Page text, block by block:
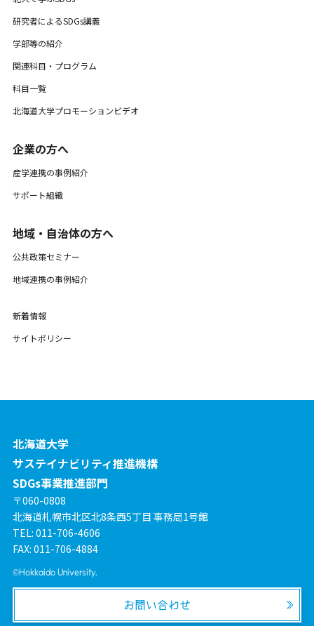
研究者によるSDGs講義
学部等の紹介
関連科目・プログラム
科目一覧
北海道大学プロモーションビデオ
企業の方へ
産学連携の事例紹介
サポート組織
地域・自治体の方へ
公共政策セミナー
地域連携の事例紹介
新着情報
サイトポリシー
北海道大学
サステイナビリティ推進機構
SDGs事業推進部門
〒060-0808
北海道札幌市北区北8条西5丁目 事務局1号館
TEL: 011-706-4606
FAX: 011-706-4884
©Hokkaido University.
お問い合わせ